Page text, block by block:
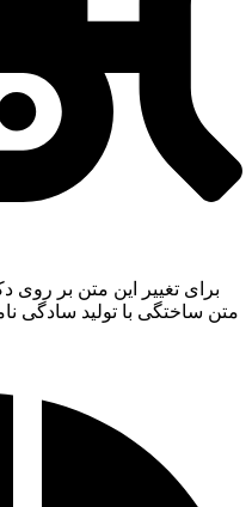
برای تغییر این متن بر روی
متن ساختگی با تولید سادگی